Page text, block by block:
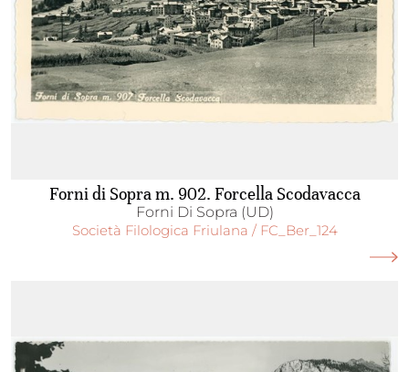
Forni di Sopra m. 902. Forcella Scodavacca
Forni Di Sopra (UD)
Società Filologica Friulana / FC_Ber_124